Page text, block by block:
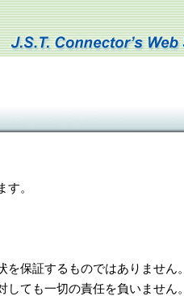
。
保証するものではありません。
ても一切の責任を負いません。